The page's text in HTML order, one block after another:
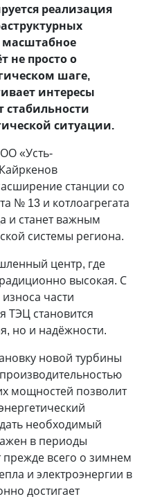
реализация
масштабное
не просто о
шаге,
интересы
стабильности
ситуации.
«Усть-
станции со
№ 13 и котлоагрегата
и станет важным
системы региона.
центр, где
высокая. С
части
ТЭЦ становится
но и надёжности.
новой турбины
мощностей позволит
необходимый
в периоды
прежде всего о зимнем
и электроэнергии в
достигает